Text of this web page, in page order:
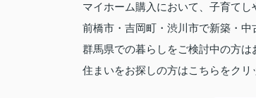
マイホーム購入において、子育てし
前橋市・吉岡町・渋川市で新築・中
群馬県での暮らしをご検討中の方は
住まいをお探しの方はこちらをクリ